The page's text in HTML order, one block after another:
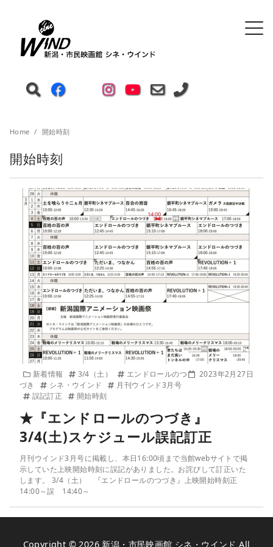
Home 開始時刻
開始時刻
新着情報 3/4（土）
エンドロールのつ
づき
シネ・ウインド
月刊ウインド3月号
誤記訂正
開始時刻
2023年2月27日
★『エンドロールのつづき』
3/4(土)スケジュール誤記訂正
月刊ウインド3月号に掲載し、本日16:00頃まで当館webサイトで掲
示していた上映開始時刻に誤記がありました。お詫びして訂正いた
します。 3/4（土） 『エンドロールのつづき』上映開始時刻正
14:00～誤 14:40～
Copyright © 2026 新潟・市民映画館 シネ・ウインド All